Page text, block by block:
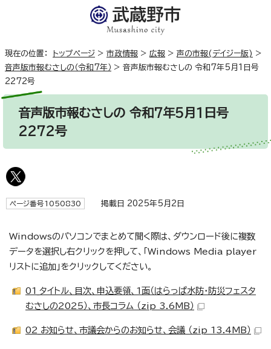
現在の位置： トップページ > 市政情報 > 広報 > 声の市報(デイジー版) >
音声版市報むさしの（令和7年） > 音声版市報むさしの 令和7年5月1日号
2272号
音声版市報むさしの 令和7年5月1日号
2272号
ページ番号1050830 掲載日 2025年5月2日
Windowsのパソコンでまとめて聞く際は、ダウンロード後に複数
データを選択し右クリックを押して、「Windows Media player
リストに追加」をクリックしてください。
01_タイトル、目次、申込要領、1面（はらっぱ水防・防災フェスタ
むさしの2025）、市長コラム （zip 3.6MB）
02_お知らせ、市議会からのお知らせ、会議 （zip 13.4MB）